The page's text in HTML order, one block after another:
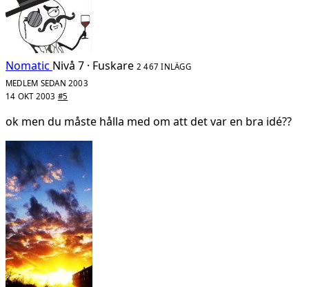
Nomatic Nivå 7 · Fuskare 2 467 INLÄGG
MEDLEM SEDAN 2003
14 OKT 2003 #5
ok men du måste hålla med om att det var en bra idé??